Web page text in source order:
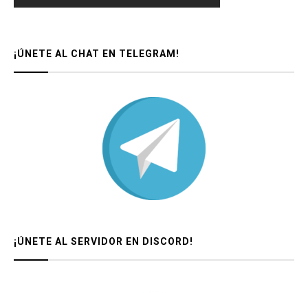
¡ÚNETE AL CHAT EN TELEGRAM!
¡ÚNETE AL SERVIDOR EN DISCORD!